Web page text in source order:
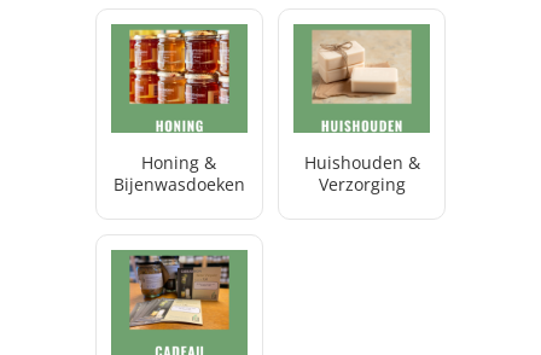
Honing &
Bijenwasdoeken
Huishouden &
Verzorging